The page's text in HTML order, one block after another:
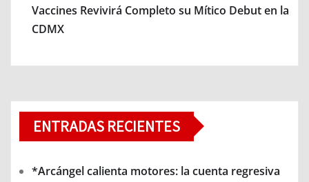
Vaccines Revivirá Completo su Mítico Debut en la
CDMX
ENTRADAS RECIENTES
*Arcángel calienta motores: la cuenta regresiva